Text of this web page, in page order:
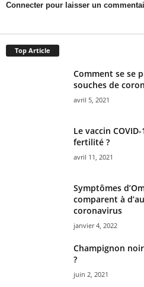
Connecter pour laisser un
Top Article
Comment se se
souches de
avril 5, 2021
Le vaccin
fertilité ?
avril 11, 2021
Symptômes
comparent à
coronavirus
janvier 4, 2022
Champignon
?
juin 2, 2021